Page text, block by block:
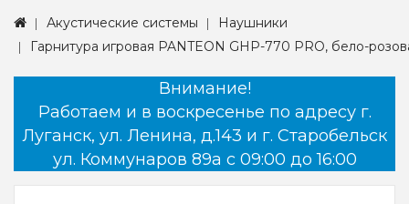
Акустические системы
Наушники
Гарнитура игровая PANTEON GHP-770 PRO, бело-
Внимание!
Работаем и в воскресенье по адресу г.
Луганск, ул. Ленина, д.143 и г. Старобельск
ул. Коммунаров 89а с 09:00 до 16:00